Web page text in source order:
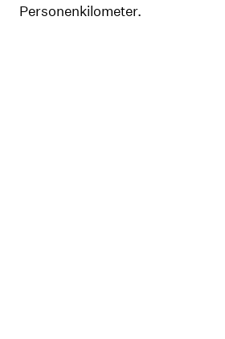
Personenkilometer.